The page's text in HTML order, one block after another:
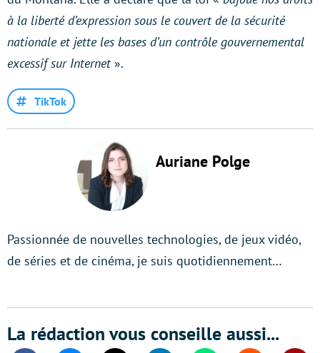
à la liberté d’expression sous le couvert de la sécurité
nationale et jette les bases d’un contrôle gouvernemental
excessif sur Internet ».
TikTok
Auriane Polge
Passionnée de nouvelles technologies, de jeux vidéo,
de séries et de cinéma, je suis quotidiennement…
La rédaction vous conseille aussi...